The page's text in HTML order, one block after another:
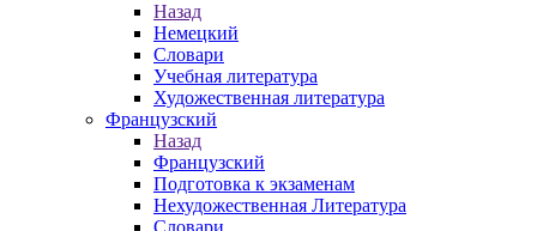
Назад
Немецкий
Словари
Учебная литература
Художественная литература
Французский
Назад
Французский
Подготовка к экзаменам
Нехудожественная Литература
Словари